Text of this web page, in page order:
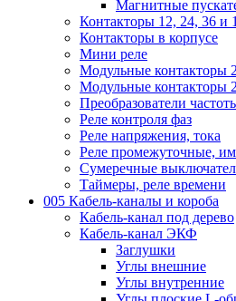
Магнитные
Контакторы 12, 24, 36 и
Контакторы в корпусе
Мини реле
Модульные контакторы
Модульные контакторы
Преобразователи
Реле контроля фаз
Реле напряжения, тока
Реле промежуточные,
Сумеречные
Таймеры, реле времени
005 Кабель-каналы и короба
Кабель-канал под дерево
Кабель-канал ЭКФ
Заглушки
Углы внешние
Углы внутренние